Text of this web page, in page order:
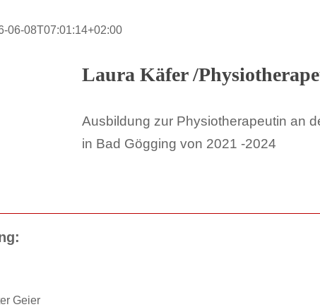
06-08T07:01:14+02:00
Laura Käfer /
Ausbildung zur Physiotherapeutin an
in Bad Gögging von 2021 -2024
Geier